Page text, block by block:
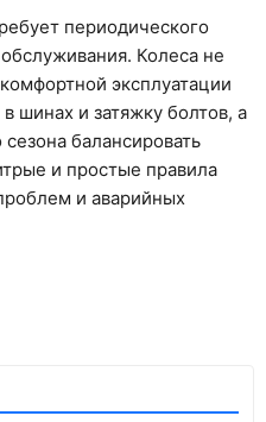
периодического
Колеса не
эксплуатации
шинах и затяжку болтов, а
балансировать
и простые правила
и аварийных